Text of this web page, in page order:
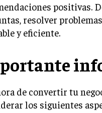
positivas.
resolver
y eficiente.
de convertir tu
los siguientes